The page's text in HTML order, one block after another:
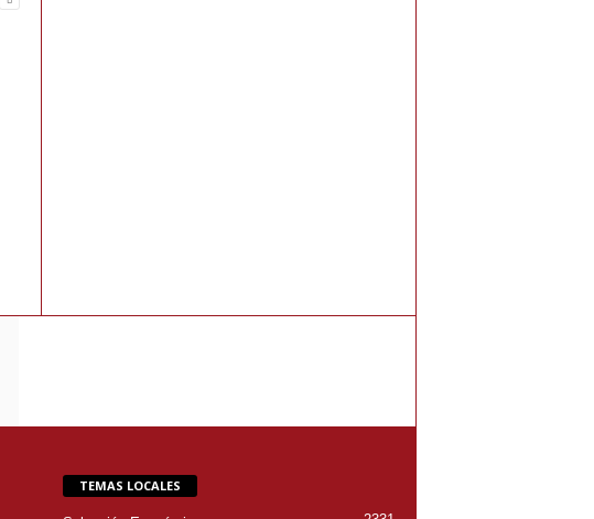
TEMAS LOCALES